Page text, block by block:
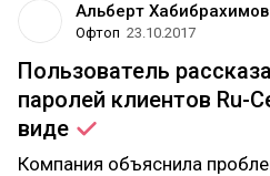
Альберт Хабибрахимов
Офтоп 23.10.2017
Пользователь
паролей клиентов Ru-
виде
Компания объяснила